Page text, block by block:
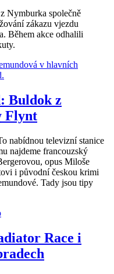
Nymburka společně
zákazu vjezdu
Během akce odhalili
Buldok z
Flynt
nabídnou televizní stanice
najdeme francouzský
opus Miloše
i původní českou krimi
Tady jsou tipy
Race i